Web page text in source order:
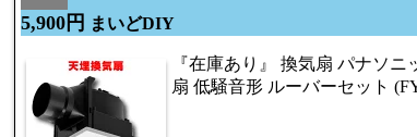
5,900円 まいどDIY
『在庫あり』 換気扇 パナソ
扇 低騒音形 ルーバーセット